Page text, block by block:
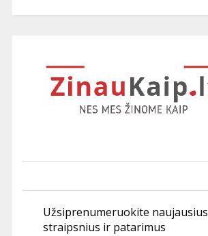
Užsiprenumeruokite naujausius
straipsnius ir patarimus